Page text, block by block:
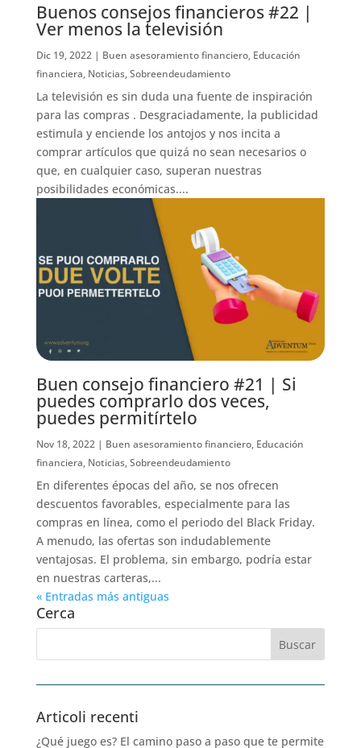
Buenos consejos financieros #22 |
Ver menos la televisión
Dic 19, 2022| Buen asesoramiento financiero, Educación
financiera, Noticias,Sobreendeudamiento
La televisión es sin duda una fuente de inspiración
para las compras . Desgraciadamente, la publicidad
estimula y enciende los antojos y nos incita a
comprar artículos que quizá no sean necesarios o
que, en cualquier caso, superan nuestras
posibilidades económicas....
Buen consejo financiero #21 | Si
puedes comprarlo dos veces,
puedes permitírtelo
Nov 18, 2022| Buen asesoramiento financiero, Educación
financiera, Noticias,Sobreendeudamiento
En diferentes épocas del año, se nos ofrecen
descuentos favorables, especialmente para las
compras en línea, como el periodo del Black Friday.
A menudo, las ofertas son indudablemente
ventajosas. El problema, sin embargo, podría estar
en nuestras carteras,...
« Entradas más antiguas
Cerca
Articoli recenti
¿Qué juego es? El camino paso a paso que te permite